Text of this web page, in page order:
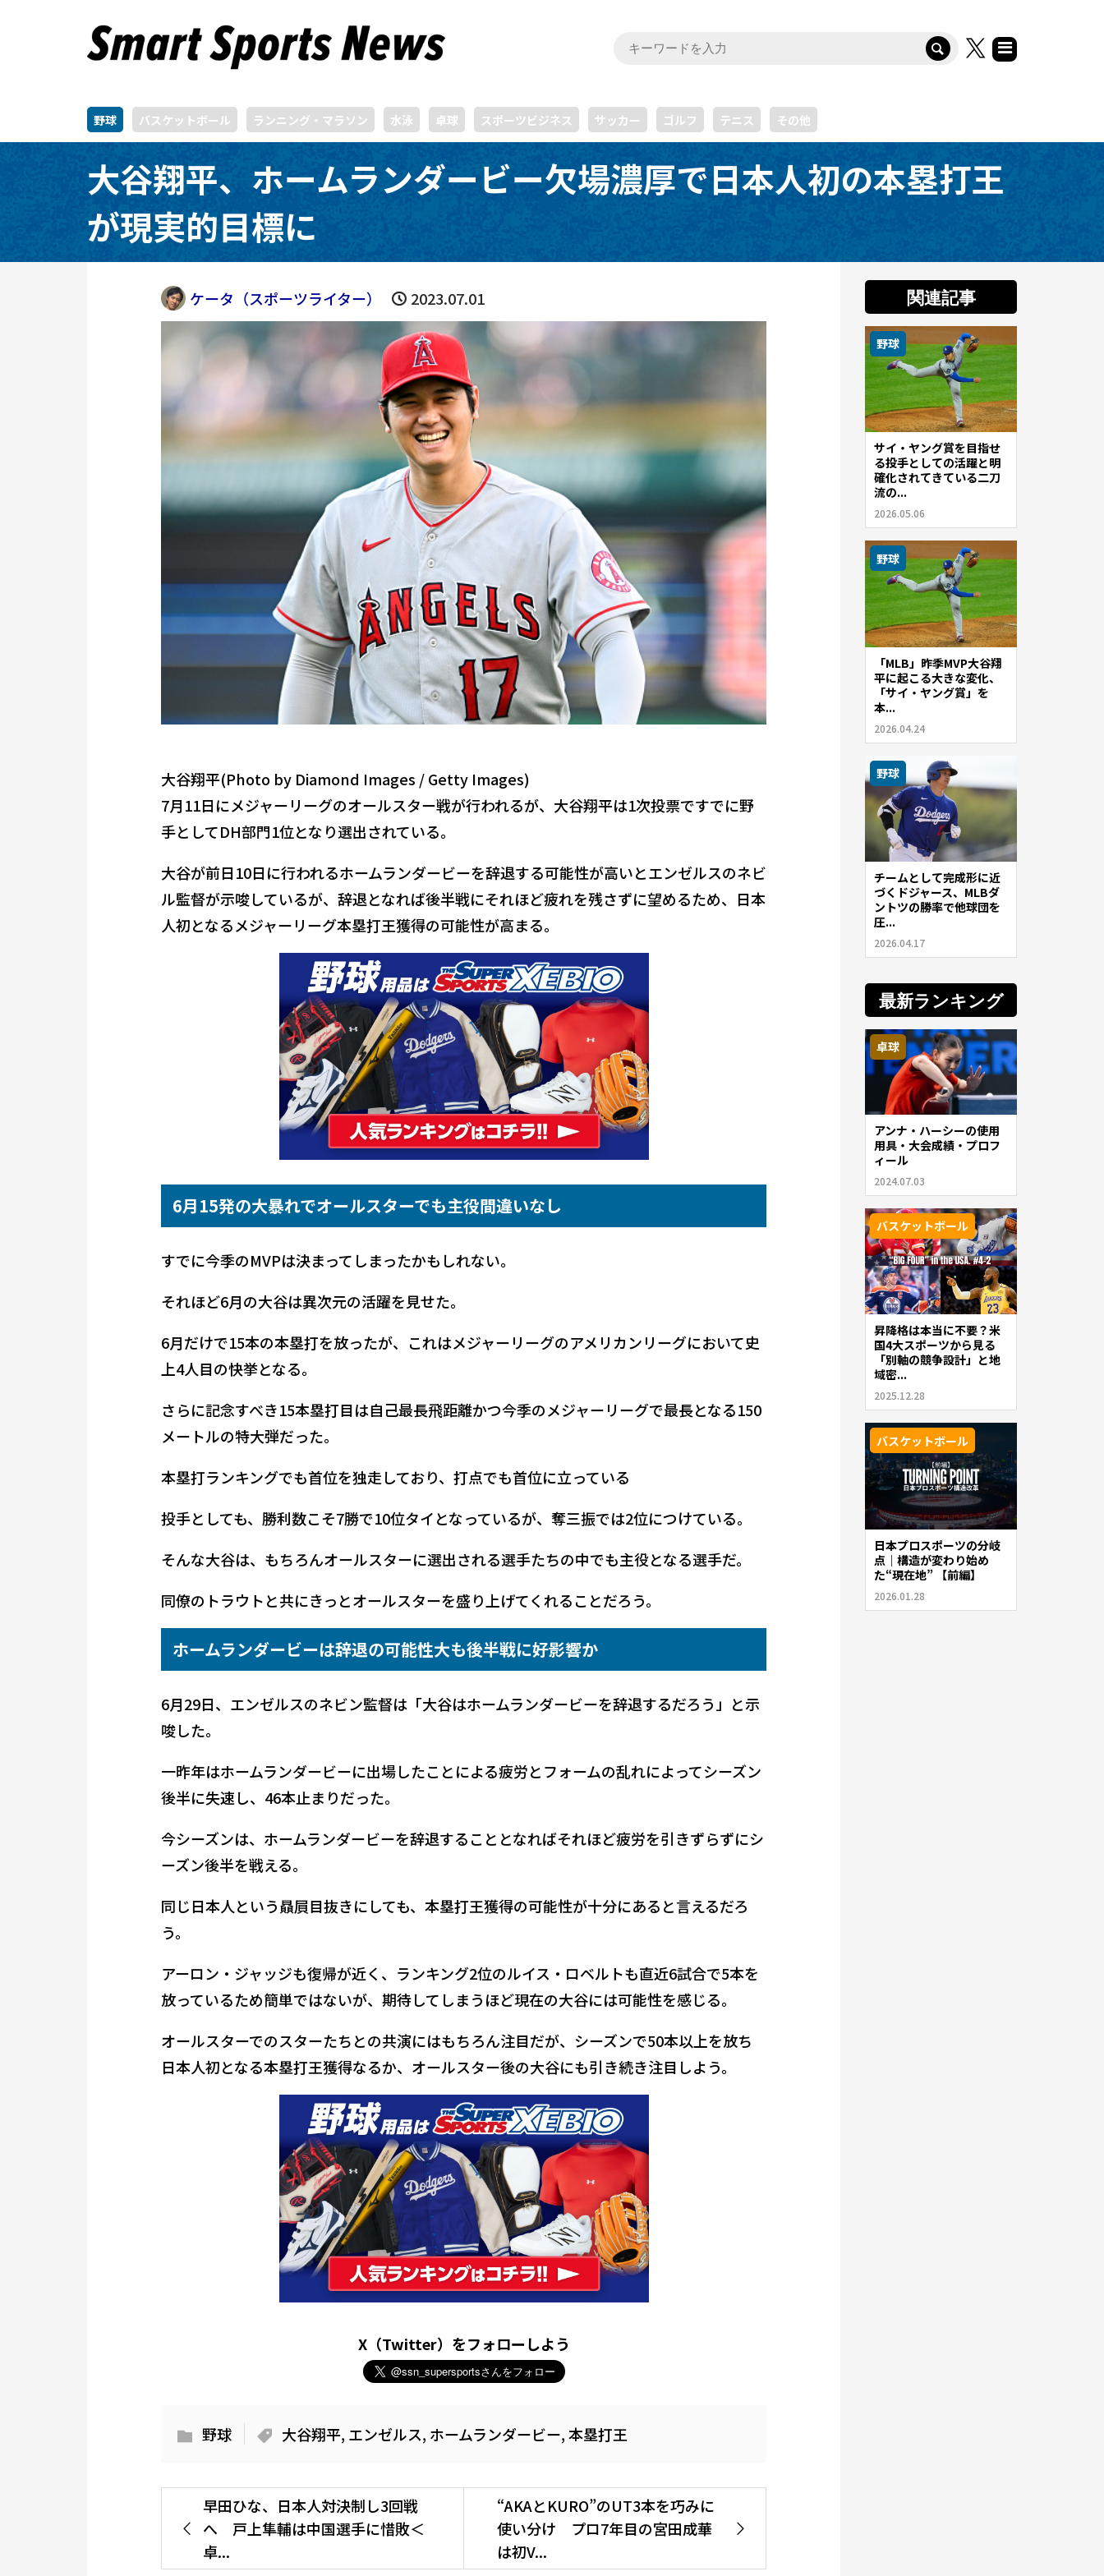
野球 バスケットボール ランニング・マラソン 水泳 卓球 スポーツビジネス サッカー ゴルフ テニス その他
大谷翔平、ホームランダービー欠場濃厚で日本人初の本塁打王
が現実的目標に
ケータ（スポーツライター） 2023.07.01
大谷翔平(Photo by Diamond Images / Getty Images)
7月11日にメジャーリーグのオールスター戦が行われるが、大谷翔平は1次投票ですでに野
手としてDH部門1位となり選出されている。
大谷が前日10日に行われるホームランダービーを辞退する可能性が高いとエンゼルスのネビ
ル監督が示唆しているが、辞退となれば後半戦にそれほど疲れを残さずに望めるため、日本
人初となるメジャーリーグ本塁打王獲得の可能性が高まる。
6月15発の大暴れでオールスターでも主役間違いなし
すでに今季のMVPは決まってしまったかもしれない。
それほど6月の大谷は異次元の活躍を見せた。
6月だけで15本の本塁打を放ったが、これはメジャーリーグのアメリカンリーグにおいて史
上4人目の快挙となる。
さらに記念すべき15本塁打目は自己最長飛距離かつ今季のメジャーリーグで最長となる150
メートルの特大弾だった。
本塁打ランキングでも首位を独走しており、打点でも首位に立っている
投手としても、勝利数こそ7勝で10位タイとなっているが、奪三振では2位につけている。
そんな大谷は、もちろんオールスターに選出される選手たちの中でも主役となる選手だ。
同僚のトラウトと共にきっとオールスターを盛り上げてくれることだろう。
ホームランダービーは辞退の可能性大も後半戦に好影響か
6月29日、エンゼルスのネビン監督は「大谷はホームランダービーを辞退するだろう」と示
唆した。
一昨年はホームランダービーに出場したことによる疲労とフォームの乱れによってシーズン
後半に失速し、46本止まりだった。
今シーズンは、ホームランダービーを辞退することとなればそれほど疲労を引きずらずにシ
ーズン後半を戦える。
同じ日本人という贔屓目抜きにしても、本塁打王獲得の可能性が十分にあると言えるだろ
う。
アーロン・ジャッジも復帰が近く、ランキング2位のルイス・ロベルトも直近6試合で5本を
放っているため簡単ではないが、期待してしまうほど現在の大谷には可能性を感じる。
オールスターでのスターたちとの共演にはもちろん注目だが、シーズンで50本以上を放ち
日本人初となる本塁打王獲得なるか、オールスター後の大谷にも引き続き注目しよう。
X（Twitter）をフォローしよう
野球 大谷翔平, エンゼルス, ホームランダービー,本塁打王
早田ひな、日本人対決制し3回戦
へ 戸上隼輔は中国選手に惜敗＜
卓...
“AKAとKURO”のUT3本を巧みに
使い分け プロ7年目の宮田成華
は初V...
関連記事
野球
サイ・ヤング賞を目指せ
る投手としての活躍と明
確化されてきている二刀
流の...
2026.05.06
野球
「MLB」昨季MVP大谷翔
平に起こる大きな変化、
「サイ・ヤング賞」を
本...
2026.04.24
野球
チームとして完成形に近
づくドジャース、MLBダ
ントツの勝率で他球団を
圧...
2026.04.17
最新ランキング
卓球
アンナ・ハーシーの使用
用具・大会成績・プロフ
ィール
2024.07.03
バスケットボール
昇降格は本当に不要？米
国4大スポーツから見る
「別軸の競争設計」と地
域密...
2025.12.28
バスケットボール
日本プロスポーツの分岐
点｜構造が変わり始め
た“現在地” 【前編】
2026.01.28